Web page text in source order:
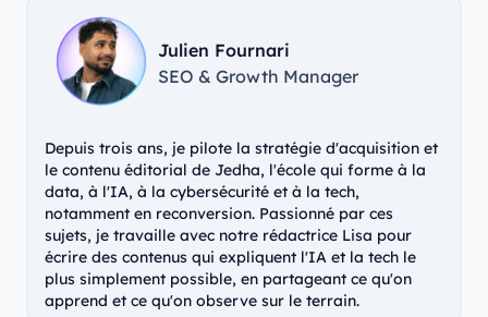
Julien Fournari
SEO & Growth Manager
Depuis trois ans, je pilote la stratégie d'acquisition et
le contenu éditorial de Jedha, l'école qui forme à la
data, à l'IA, à la cybersécurité et à la tech,
notamment en reconversion. Passionné par ces
sujets, je travaille avec notre rédactrice Lisa pour
écrire des contenus qui expliquent l'IA et la tech le
plus simplement possible, en partageant ce qu'on
apprend et ce qu'on observe sur le terrain.